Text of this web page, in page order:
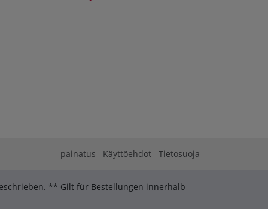
painatus Käyttöehdot Tietosuoja
** Gilt für Bestellungen innerhalb